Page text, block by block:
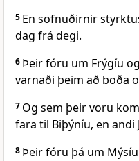
5 En söfnuðirnir
dag frá degi.
6 Þeir fóru um Frýgíu
varnaði þeim að boða
7 Og sem þeir voru
fara til Biþýníu, en andi
8 Þeir fóru þá um